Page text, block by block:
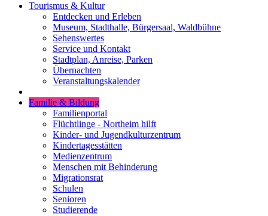
Tourismus & Kultur
Entdecken und Erleben
Museum, Stadthalle, Bürgersaal, Waldbühne
Sehenswertes
Service und Kontakt
Stadtplan, Anreise, Parken
Übernachten
Veranstaltungskalender
Familie & Bildung
Familienportal
Flüchtlinge - Northeim hilft
Kinder- und Jugendkulturzentrum
Kindertagesstätten
Medienzentrum
Menschen mit Behinderung
Migrationsrat
Schulen
Senioren
Studierende